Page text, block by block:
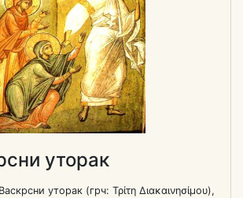
уторак
уторак (грч: Τρίτη Διακαινησίμου),